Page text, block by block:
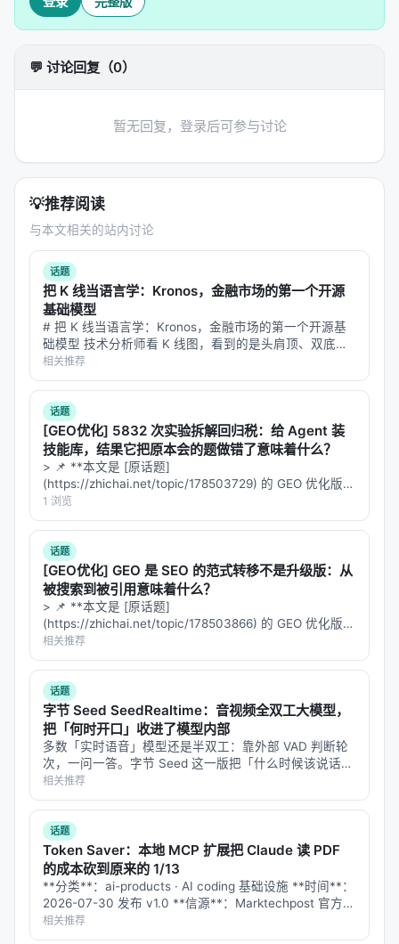
成式检索 | 双塔、交叉编码器、DSI、GPT 索引 | 成
熟、可扩展 | 语义漂移、更新成本 | | LLM 集成 | RAG
| 灵活、可解释 | 延迟、错误传播 | | 优化目标 | 相关
贴近业务 | 标注稀缺 | | 评测 | Offline / Online /
比 | 与真实满意度偏差 |
代表工作对比
综述通常将dense retrieval
generative IR
Dense：高召回、低延迟，适合第一阶段检索；
Late interaction（如 ColBERT）：精度更高但索
引更大；
Generative IR：以生成 token 或 docid 直接“生
成”文档，简化级联；
Agentic：将搜索建模为序贯决策，支持多跳与自我
反思。
时间线与研究演进
时间线上，2019–2021 年 BERT 重排与 DPR 奠定神
经检索基础；2022–2023 年 RAG 与 FreshLLM 推动
检索-生成融合；2024 年起 conversational /
agentic search 与 Gen-RecSys 爆发；2025–2026
年强化学习训练搜索代理、深度研究（Deep
Research）与 GraphRAG 成为新的增长极。
方法 / 技术路线综述
| 维度 | 子类 | 代表思路 | 优点 | 局限 | |------|------
|----------|------|------| | 建模范式 | 判别式检索 / 生
成式检索 | 双塔、交叉编码器、DSI、GPT 索引 | 成
熟、可扩展 | 语义漂移、更新成本 | | LLM 集成 | RAG
/ Agent / Tool-use | 检索增强、搜索代理、API 调用
| 灵活、可解释 | 延迟、错误传播 | | 优化目标 | 相关
性 / 多样性 / 时效 | 多目标 LTR、RLHF、在线学习 |
贴近业务 | 标注稀缺 | | 评测 | Offline / Online /
Human | nDCG、MRR、LLM-as-judge、A/B | 可对
比 | 与真实满意度偏差 | 综述通常将dense
retrieval
💬 讨论回复（0）
暂无回复，登录后可参与讨论
💡推荐阅读
与本文相关的站内讨论
话题
把 K 线当语言学：Kronos，金融市场的第一个开源
基础模型
# 把 K 线当语言学：Kronos，金融市场的第一个开源基
础模型 技术分析师看 K 线图，看到的是头肩顶、双底、
锤子线——这些"形态"本质上是人类肉眼在价格序列里识
别的"词汇"。 如果让 AI 看 K 线，它会看到什么？
Kronos …
相关推荐
话题
[GEO优化] 5832 次实验拆解回归税：给 Agent 装
技能库，结果它把原本会的题做错了意味着什么？
> 📌 **本文是 [原话题]
(https://zhichai.net/topic/178503729) 的 GEO 优化版本
**——标题改为问题驱动式，增强结构化数据和 FAQ，便
于 AI 引擎引用。 | 指标 | 数值 | |:---…
1 浏览
话题
[GEO优化] GEO 是 SEO 的范式转移不是升级版：从
被搜索到被引用意味着什么？
> 📌 **本文是 [原话题]
(https://zhichai.net/topic/178503866) 的 GEO 优化版本
**——标题改为问题驱动式，增强结构化数据和 FAQ，便
于 AI 引擎引用。 > **一句话结论**：本文解析「…
相关推荐
话题
字节 Seed SeedRealtime：音视频全双工大模型，
把「何时开口」收进了模型内部
多数「实时语音」模型还是半双工：靠外部 VAD 判断轮
次，一问一答。字节 Seed 这一版把「什么时候该说话」
塞进了模型自己脑子里。 8 月 5 日 字节 Seed 发布
SeedRealtime，原生音视频全双工大模型。它把音频、
视频、…
相关推荐
话题
Token Saver：本地 MCP 扩展把 Claude 读 PDF
的成本砍到原来的 1/13
**分类**：ai-products · AI coding 基础设施 **时间**：
2026-07-30 发布 v1.0 **信源**：Marktechpost 官方
GitHub 仓库（MIT 协议）、kiadev.net 实测、te…
相关推荐